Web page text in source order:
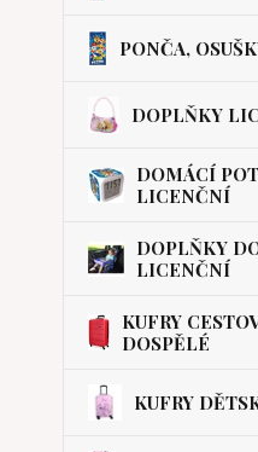
PONČA,
DOPLŇKY
DOMÁCÍ
LICENČNÍ
DOPLŇKY
LICENČNÍ
KUFRY
DOSPĚLÉ
KUFRY